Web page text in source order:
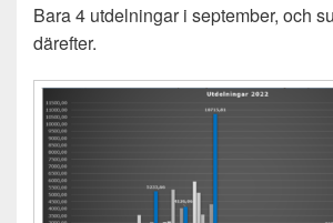
Bara 4 utdelningar i september, och
därefter.